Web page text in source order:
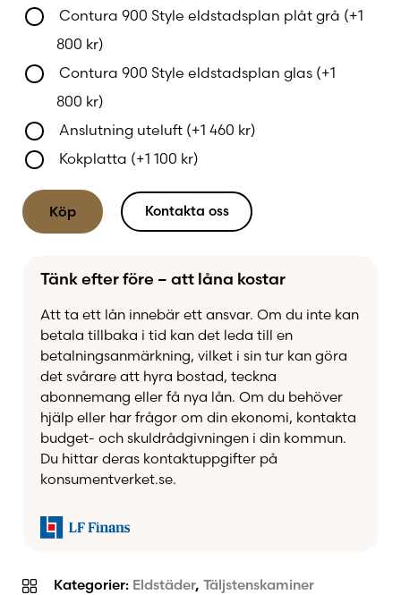
i både moderna och klassiska miljöer, samtidigt
som den höjer komforten och skapar en mysig
atmosfär som inbjuder till samvaro.
Effektiviteten är imponerande – Contura 996T
Style är utvecklad för att ge maximal värme med
minimal vedåtgång. Den optimerade
lufttillförseln säkerställer en ren och miljövänlig
förbränning, samtidigt som värmen utnyttjas på
bästa sätt. Med rätt skötsel och anpassade
vedmängder blir kaminen både ekonomisk och
miljön.
För dig som vill skräddarsy upplevelsen finns ett
brett utbud av tillbehör – från praktiska asklådor
till värmelagrande stenpaket och dekorativa
lösningar. Contura 996T Style är mer än en
värmekälla; det är en plats där familj och vänner
samlas, där design och funktion möts och där
varje detalj är noggrant genomtänkt för att ge
både värme och stil.
Gör ditt hem komplett med Contura 996T Style –
komfort i en perfekt kombination.
Contura 900 Style eldstadsplan plåt grå (+1
800 kr)
Contura 900 Style eldstadsplan glas (+1
800 kr)
Anslutning uteluft (+1 460 kr)
Kokplatta (+1 100 kr)
Köp Kontakta oss
Kategorier: Eldstäder, Täljstenskaminer
Tänk efter före – att låna kostar
Att ta ett lån innebär ett ansvar. Om du inte kan
betala tillbaka i tid kan det leda till en
betalningsanmärkning, vilket i sin tur kan göra
det svårare att hyra bostad, teckna
abonnemang eller få nya lån. Om du behöver
hjälp eller har frågor om din ekonomi, kontakta
budget- och skuldrådgivningen i din kommun.
Du hittar deras kontaktuppgifter på
konsumentverket.se.